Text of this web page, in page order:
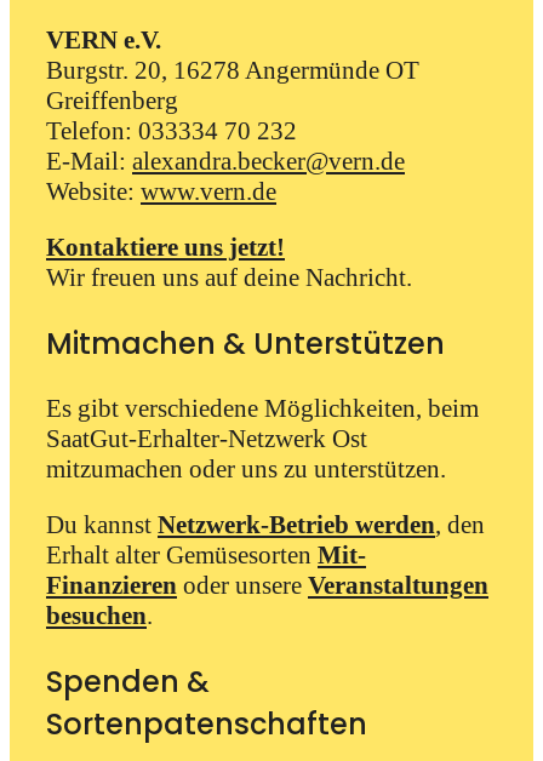
VERN e.V.
Burgstr. 20, 16278 Angermünde OT
Greiffenberg
Telefon: 033334 70 232
E-Mail: alexandra.becker@vern.de
Website: www.vern.de
Kontaktiere uns jetzt!
Wir freuen uns auf deine Nachricht.
Mitmachen & Unterstützen
Es gibt verschiedene Möglichkeiten, beim
SaatGut-Erhalter-Netzwerk Ost
mitzumachen oder uns zu unterstützen.
Du kannst Netzwerk-Betrieb werden, den
Erhalt alter Gemüsesorten Mit-
Finanzieren oder unsere Veranstaltungen
besuchen.
Spenden &
Sortenpatenschaften